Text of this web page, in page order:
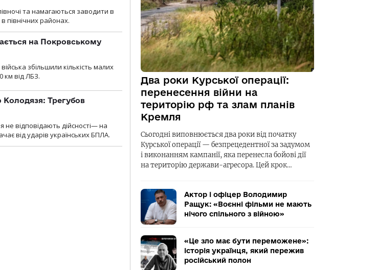
та намагаються заводити в
північних районах.
на Покровському
збільшили кількість малих
км від ЛБЗ.
Колодязя: Трегубов
не відповідають дійсності— на
від ударів українських БПЛА.
Два роки Курської операції:
перенесення війни на
територію рф та злам планів
Кремля
Сьогодні виповнюється два роки від початку
Курської операції — безпрецедентної за задумом
і виконанням кампанії, яка перенесла бойові дії
на територію держави-агресора. Цей крок…
Актор і офіцер Володимир
Ращук: «Воєнні фільми не мають
нічого спільного з війною»
«Це зло має бути переможене»:
історія українця, який пережив
російський полон